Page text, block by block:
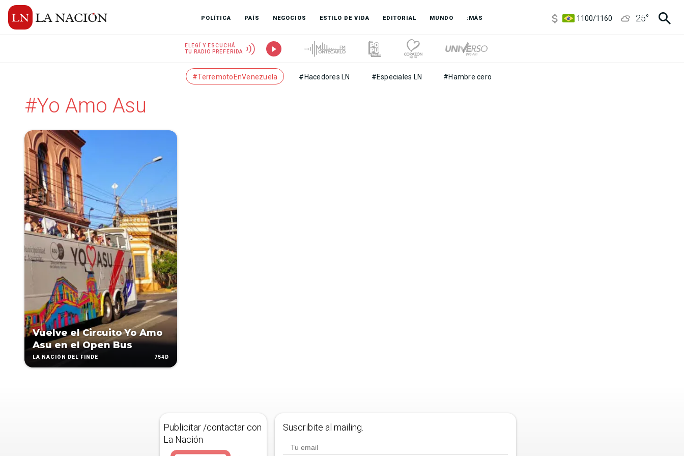
POLÍTICA PAÍS NEGOCIOS ESTILO DE VIDA EDITORIAL MUNDO :MÁS
1100/1160
25°
ELEGÍ Y ESCUCHÁ
TU RADIO PREFERIDA
#TerremotoEnVenezuela #Hacedores LN #Especiales LN #Hambre cero
#Yo Amo Asu
Vuelve el Circuito Yo Amo
Asu en el Open Bus
LA NACIÓN DEL FINDE 754D
Publicitar /contactar con
La Nación
Suscribite al mailing.